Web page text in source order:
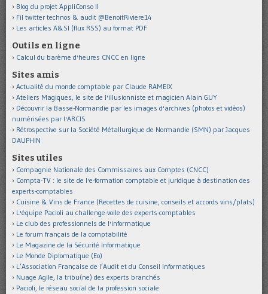
Blog du projet AppliConso II
Fil twitter technos & audit @BenoitRiviere14
Les articles A&SI (flux RSS) au format PDF
Outils en ligne
Calcul du barème d'heures CNCC en ligne
Sites amis
Actualité du monde comptable par Claude RAMEIX
Ateliers Magiques, le site de l'illusionniste et magicien Alain GUY
Découvrir la Basse-Normandie par les images d'archives (photos et vidéos)
numérisées par l'ARCIS
Rétrospective sur la Société Métallurgique de Normandie (SMN) par Jacques
DAUPHIN
Sites utiles
Compagnie Nationale des Commissaires aux Comptes (CNCC)
Compta-TV : le site de l'e-formation comptable et juridique à destination des
experts-comptables
Cuisine & Vins de France (Recettes de cuisine, conseils et accords vins/plats)
L'équipe Pacioli au challenge-voile des experts-comptables
Le club des professionnels de l'informatique
Le forum français de la comptabilité
Le Magazine de la Sécurité Informatique
Le Monde Diplomatique (Eo)
L’Association Française de l’Audit et du Conseil Informatiques
Nuage Agile, la tribu(ne) des experts branchés
Pacioli, le réseau social de la profession sociale